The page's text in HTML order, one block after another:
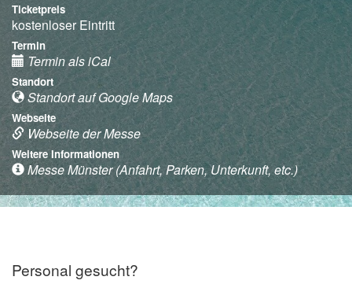
Ticketpreis
kostenloser Eintritt
Termin
Termin als iCal
Standort
Standort auf Google Maps
Webseite
Webseite der Messe
Weitere Informationen
Messe Münster (Anfahrt, Parken, Unterkunft, etc.)
Personal gesucht?